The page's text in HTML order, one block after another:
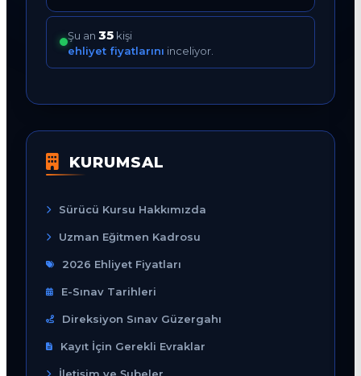
Şu an 35 kişi
ehliyet fiyatlarını inceliyor.
KURUMSAL
Sürücü Kursu Hakkımızda
Uzman Eğitmen Kadrosu
2026 Ehliyet Fiyatları
E-Sınav Tarihleri
Direksiyon Sınav Güzergahı
Kayıt İçin Gerekli Evraklar
İletişim ve Şubeler